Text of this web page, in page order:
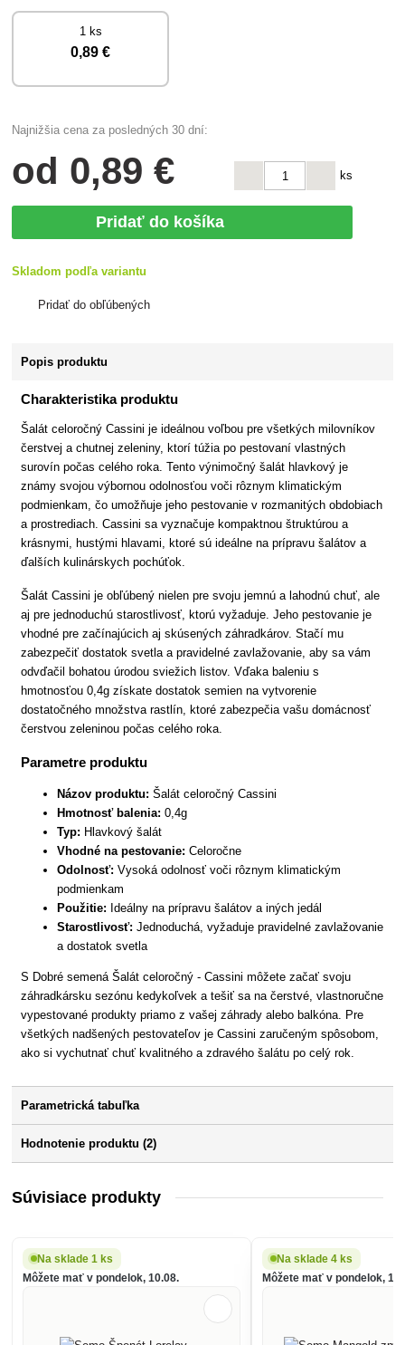
1 ks
0,89 €
Najnižšia cena za posledných 30 dní:
od 0,89 € ks
Pridať do košíka
Skladom podľa variantu
Pridať do obľúbených
Popis produktu
Charakteristika produktu
Šalát celoročný Cassini je ideálnou voľbou pre všetkých milovníkov
čerstvej a chutnej zeleniny, ktorí túžia po pestovaní vlastných
surovín počas celého roka. Tento výnimočný šalát hlavkový je
známy svojou výbornou odolnosťou voči rôznym klimatickým
podmienkam, čo umožňuje jeho pestovanie v rozmanitých obdobiach
a prostrediach. Cassini sa vyznačuje kompaktnou štruktúrou a
krásnymi, hustými hlavami, ktoré sú ideálne na prípravu šalátov a
ďalších kulinárskych pochúťok.
Šalát Cassini je obľúbený nielen pre svoju jemnú a lahodnú chuť, ale
aj pre jednoduchú starostlivosť, ktorú vyžaduje. Jeho pestovanie je
vhodné pre začínajúcich aj skúsených záhradkárov. Stačí mu
zabezpečiť dostatok svetla a pravidelné zavlažovanie, aby sa vám
odvďačil bohatou úrodou sviežich listov. Vďaka baleniu s
hmotnosťou 0,4g získate dostatok semien na vytvorenie
dostatočného množstva rastlín, ktoré zabezpečia vašu domácnosť
čerstvou zeleninou počas celého roka.
Parametre produktu
Názov produktu: Šalát celoročný Cassini
Hmotnosť balenia: 0,4g
Typ: Hlavkový šalát
Vhodné na pestovanie: Celoročne
Odolnosť: Vysoká odolnosť voči rôznym klimatickým
podmienkam
Použitie: Ideálny na prípravu šalátov a iných jedál
Starostlivosť: Jednoduchá, vyžaduje pravidelné zavlažovanie
a dostatok svetla
S Dobré semená Šalát celoročný - Cassini môžete začať svoju
záhradkársku sezónu kedykoľvek a tešiť sa na čerstvé, vlastnoručne
vypestované produkty priamo z vašej záhrady alebo balkóna. Pre
všetkých nadšených pestovateľov je Cassini zaručeným spôsobom,
ako si vychutnať chuť kvalitného a zdravého šalátu po celý rok.
Parametrická tabuľka
Hodnotenie produktu (2)
Súvisiace produkty
Na sklade 1 ks
Môžete mať v pondelok, 10.08.
Na sklade 4 ks
Môžete mať v pondelok,